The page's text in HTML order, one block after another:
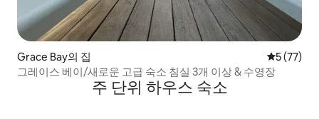
Grace Bay의 집 평점 5점
5 (77)
그레이스 베이/새로운 고급 숙소 침실 3개 이상 & 수영장
주 단위 하우스 숙소